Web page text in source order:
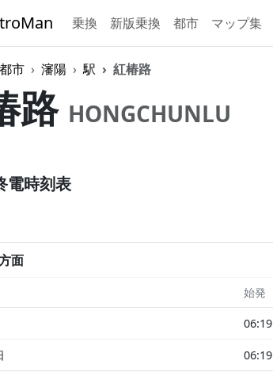
乗換 新版乗換 都市 マップ集
都市 瀋陽 駅 紅椿路
路 HONGCHUNLU
電時刻表
面
始発
06:19
06:19